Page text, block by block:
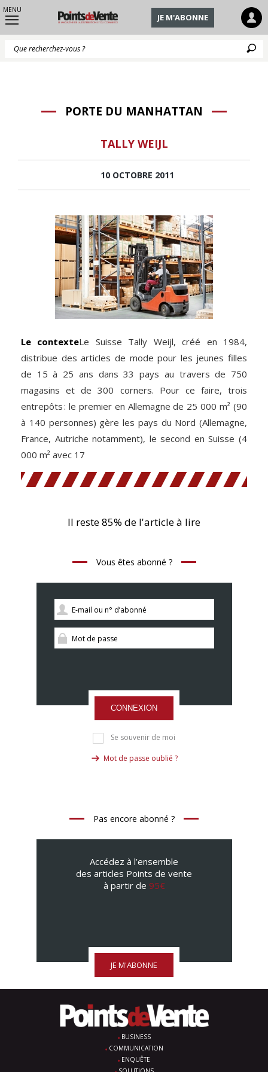
MENU
JE M'ABONNE
PORTE DU MANHATTAN
TALLY WEIJL
10 OCTOBRE 2011
Le contexteLe Suisse Tally Weijl, créé en 1984,
distribue des articles de mode pour les jeunes filles
de 15 à 25 ans dans 33 pays au travers de 750
magasins et de 300 corners. Pour ce faire, trois
entrepôts : le premier en Allemagne de 25 000 m² (90
à 140 personnes) gère les pays du Nord (Allemagne,
France, Autriche notamment), le second en Suisse (4
000 m² avec 17
Il reste 85% de l'article à lire
Vous êtes abonné ?
CONNEXION
Se souvenir de moi
Mot de passe oublié ?
Pas encore abonné ?
Accédez à l’ensemble
des articles Points de vente
à partir de 95€
JE M'ABONNE
BUSINESS
COMMUNICATION
ENQUÊTE